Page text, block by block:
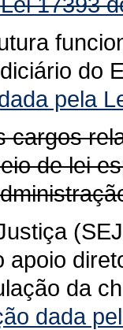
do
pela
cargos
de lei
apoio
da
dada